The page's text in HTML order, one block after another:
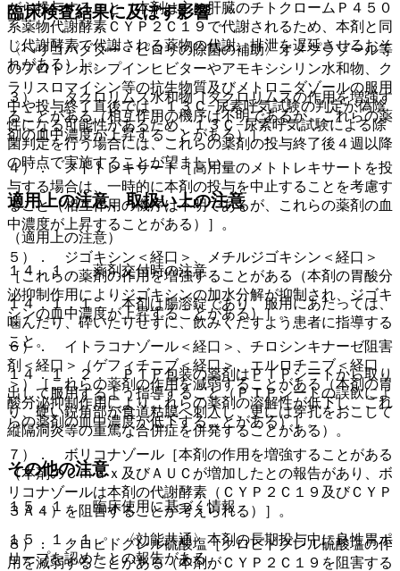
臨床検査結果に及ぼす影響
〈ヘリコバクター・ピロリの除菌の補助〉オメプラゾール等
のプロトンポンプインヒビターやアモキシシリン水和物、ク
ラリスロマイシン等の抗生物質及びメトロニダゾールの服用
中や投与終了直後では、１３Ｃ−尿素呼気試験の判定が偽陰
性になる可能性があるため、１３Ｃ−尿素呼気試験による除
菌判定を行う場合には、これらの薬剤の投与終了後４週以降
の時点で実施することが望ましい。
適用上の注意、取扱い上の注意
（適用上の注意）
１４．１． 薬剤交付時の注意
１４．１．１． 本剤は腸溶錠であり、服用にあたっては、
噛んだり、砕いたりせずに、飲みくだすよう患者に指導する
こと。
１４．１．２． ＰＴＰ包装の薬剤はＰＴＰシートから取り
出して服用するよう指導すること（ＰＴＰシートの誤飲によ
り、硬い鋭角部が食道粘膜へ刺入し、更には穿孔をおこして
縦隔洞炎等の重篤な合併症を併発することがある）。
その他の注意
１５．１． 臨床使用に基づく情報
１５．１．１． 〈効能共通〉本剤の長期投与中に良性胃ポ
リープを認めたとの報告がある。
がら投与すること（本剤は主に肝臓のチトクロームＰ４５０
系薬物代謝酵素ＣＹＰ２Ｃ１９で代謝されるため、本剤と同
じ代謝酵素で代謝される薬物の代謝、排泄を遅延させるおそ
れがある）］。
３）． タクロリムス水和物［タクロリムスの作用を増強す
ることがある（相互作用の機序は不明であるが、これらの薬
剤の血中濃度が上昇することがある）］。
４）． メトトレキサート［高用量のメトトレキサートを投
与する場合は、一時的に本剤の投与を中止することを考慮す
ること（相互作用の機序は不明であるが、これらの薬剤の血
中濃度が上昇することがある）］。
５）． ジゴキシン＜経口＞、メチルジゴキシン＜経口＞
［これらの薬剤の作用を増強することがある（本剤の胃酸分
泌抑制作用によりジゴキシンの加水分解が抑制され、ジゴキ
シンの血中濃度が上昇することがある）］。
６）． イトラコナゾール＜経口＞、チロシンキナーゼ阻害
剤＜経口＞（ゲフィチニブ＜経口＞、エルロチニブ＜経口
＞）［これらの薬剤の作用を減弱することがある（本剤の胃
酸分泌抑制作用によりこれらの薬剤の溶解性が低下し、これ
らの薬剤の血中濃度が低下することがある）］。
７）． ボリコナゾール［本剤の作用を増強することがある
（本剤のＣｍａｘ及びＡＵＣが増加したとの報告があり、ボ
リコナゾールは本剤の代謝酵素（ＣＹＰ２Ｃ１９及びＣＹＰ
３Ａ４）を阻害することが考えられる）］。
８）． クロピドグレル硫酸塩［クロピドグレル硫酸塩の作
用を減弱することがある（本剤がＣＹＰ２Ｃ１９を阻害する